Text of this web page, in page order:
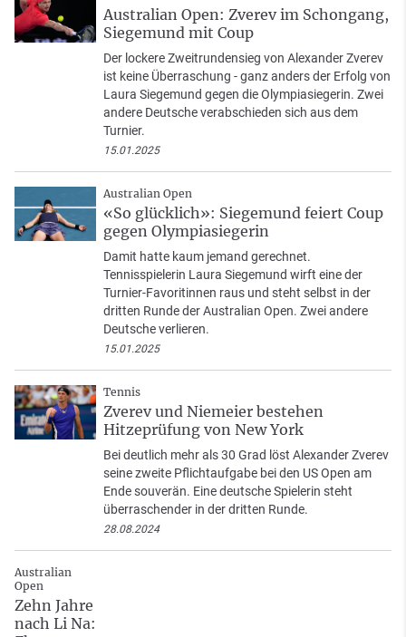
Australian Open: Zverev im Schongang,
Siegemund mit Coup
Der lockere Zweitrundensieg von Alexander Zverev
ist keine Überraschung - ganz anders der Erfolg von
Laura Siegemund gegen die Olympiasiegerin. Zwei
andere Deutsche verabschieden sich aus dem
Turnier.
15.01.2025
Australian Open
«So glücklich»: Siegemund feiert Coup
gegen Olympiasiegerin
Damit hatte kaum jemand gerechnet.
Tennisspielerin Laura Siegemund wirft eine der
Turnier-Favoritinnen raus und steht selbst in der
dritten Runde der Australian Open. Zwei andere
Deutsche verlieren.
15.01.2025
Tennis
Zverev und Niemeier bestehen
Hitzeprüfung von New York
Bei deutlich mehr als 30 Grad löst Alexander Zverev
seine zweite Pflichtaufgabe bei den US Open am
Ende souverän. Eine deutsche Spielerin steht
überraschender in der dritten Runde.
28.08.2024
Australian
Open
Zehn Jahre
nach Li Na: